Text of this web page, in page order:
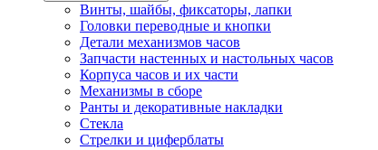
Винты, шайбы, фиксаторы, лапки
Головки переводные и кнопки
Детали механизмов часов
Запчасти настенных и настольных часов
Корпуса часов и их части
Механизмы в сборе
Ранты и декоративные накладки
Стекла
Стрелки и циферблаты